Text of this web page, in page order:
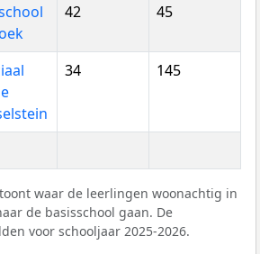
42 45
34 145
waar de leerlingen woonachtig in
de basisschool gaan. De
voor schooljaar 2025-2026.